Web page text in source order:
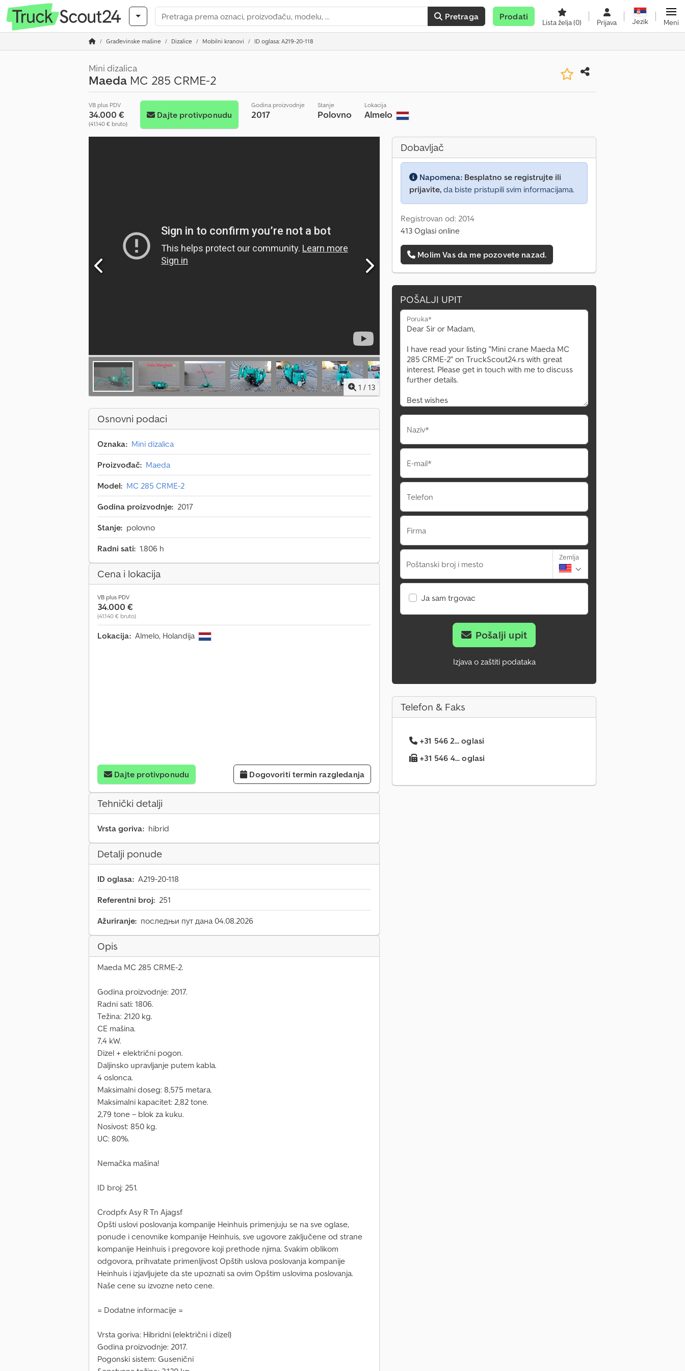
Pretraga Prodati
Lista želja(0) Prijava Jezik Meni
Građevinske mašine Dizalice Mobilni kranovi ID oglasa: A219-20-118
Mini dizalica
Maeda MC 285 CRME-2
VB plus PDV
34.000 €
(41.140 € bruto)
Dajte protivponudu
Godina proizvodnje
2017
Stanje
Polovno
Lokacija
Almelo
1 / 13
Osnovni podaci
Oznaka: Mini dizalica
Proizvođač: Maeda
Model: MC 285 CRME-2
Godina proizvodnje: 2017
Stanje: polovno
Radni sati: 1.806 h
Cena i lokacija
VB plus PDV
34.000 €
(41.140 € bruto)
Lokacija: Almelo, Holandija
Dajte protivponudu Dogovoriti termin razgledanja
Tehnički detalji
Vrsta goriva: hibrid
Detalji ponude
ID oglasa: A219-20-118
Referentni broj: 251
Ažuriranje: последњи пут дана 04.08.2026
Opis
Maeda MC 285 CRME-2.
Godina proizvodnje: 2017.
Radni sati: 1806.
Težina: 2120 kg.
CE mašina.
7,4 kW.
Dizel + električni pogon.
Daljinsko upravljanje putem kabla.
4 oslonca.
Maksimalni doseg: 8,575 metara.
Maksimalni kapacitet: 2,82 tone.
2,79 tone – blok za kuku.
Nosivost: 850 kg.
UC: 80%.
Nemačka mašina!
ID broj: 251.
Crodpfx Asy R Tn Ajagsf
Opšti uslovi poslovanja kompanije Heinhuis primenjuju se na sve oglase,
ponude i cenovnike kompanije Heinhuis, sve ugovore zaključene od strane
kompanije Heinhuis i pregovore koji prethode njima. Svakim oblikom
odgovora, prihvatate primenljivost Opštih uslova poslovanja kompanije
Heinhuis i izjavljujete da ste upoznati sa ovim Opštim uslovima poslovanja.
Naše cene su izvozne neto cene.
= Dodatne informacije =
Vrsta goriva: Hibridni (električni i dizel)
Godina proizvodnje: 2017.
Pogonski sistem: Gusenični
Dobavljač
Napomena: Besplatno se registrujte ili
prijavite, da biste pristupili svim informacijama.
Registrovan od: 2014
413 Oglasi online
Molim Vas da me pozovete nazad.
POŠALJI UPIT
Poruka*
Naziv*
E-mail*
Telefon
Firma
Poštanski broj i mesto
Zemlja
Ja sam trgovac
Pošalji upit
Izjava o zaštiti podataka
Telefon & Faks
+31 546 2... oglasi
+31 546 4... oglasi